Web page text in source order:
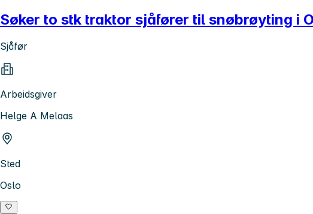
Søker to stk traktor sjåfører til snøbrøyting i
Sjåfør
Arbeidsgiver
Helge A Melaas
Sted
Oslo